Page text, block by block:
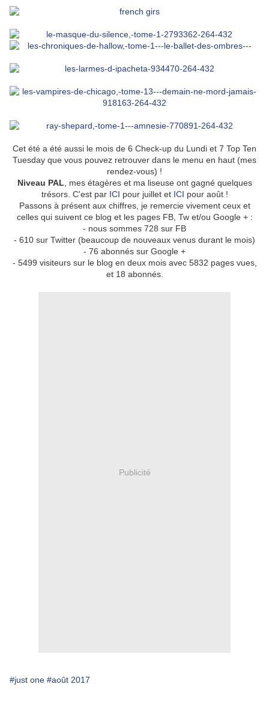
Cet été a été aussi le mois de 6 Check-up du Lundi et 7 Top Ten
Tuesday que vous pouvez retrouver dans le menu en haut (mes
rendez-vous) !
Niveau PAL , mes étagères et ma liseuse ont gagné quelques
trésors. C'est par ICI pour juillet et ICI pour août !
Passons à présent aux chiffres, je remercie vivement ceux et
celles qui suivent ce blog et les pages FB, Tw et/ou Google + :
- nous sommes 728 sur FB
- 610 sur Twitter (beaucoup de nouveaux venus durant le mois)
- 76 abonnés sur Google +
- 5499 visiteurs sur le blog en deux mois avec 5832 pages vues,
et 18 abonnés.
Publicité
#just one #août 2017